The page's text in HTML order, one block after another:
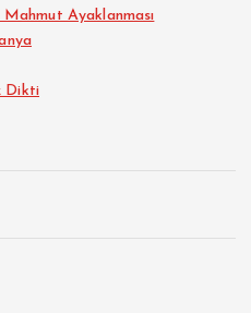
Ayaklanması
Dikti